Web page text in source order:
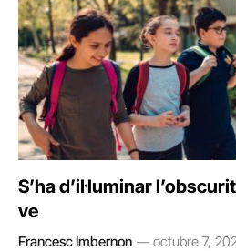
S’ha d’il·luminar
ve
Francesc Imbernon octubre 7,